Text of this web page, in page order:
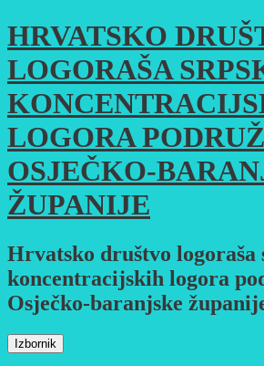
Skoči
do
sadržaja
HRVATSKO
LOGORAŠA
LOGORA
OSJEČKO-
ŽUPANIJE
Hrvatsko društvo logoraša
koncentracijskih logora
Osječko-baranjske
Izbornik